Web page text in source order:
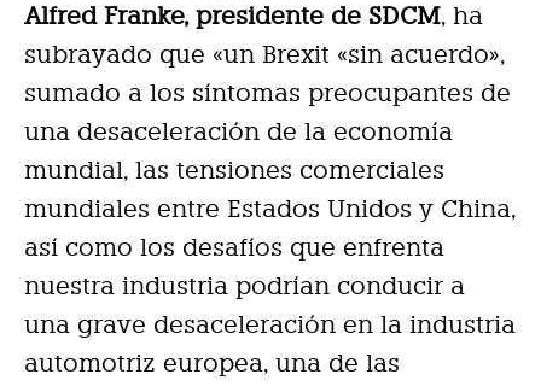
Alfred Franke, presidente de SDCM, ha
subrayado que «un Brexit «sin acuerdo»,
sumado a los síntomas preocupantes de
una desaceleración de la economía
mundial, las tensiones comerciales
mundiales entre Estados Unidos y China,
así como los desafíos que enfrenta
nuestra industria podrían conducir a
una grave desaceleración en la industria
automotriz europea, una de las